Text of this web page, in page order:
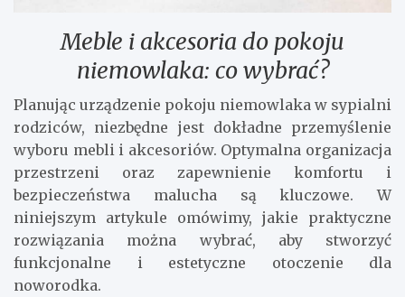
Meble i akcesoria do pokoju
niemowlaka: co wybrać?
Planując urządzenie pokoju niemowlaka w sypialni
rodziców, niezbędne jest dokładne przemyślenie
wyboru mebli i akcesoriów. Optymalna organizacja
przestrzeni oraz zapewnienie komfortu i
bezpieczeństwa malucha są kluczowe. W
niniejszym artykule omówimy, jakie praktyczne
rozwiązania można wybrać, aby stworzyć
funkcjonalne i estetyczne otoczenie dla
noworodka.